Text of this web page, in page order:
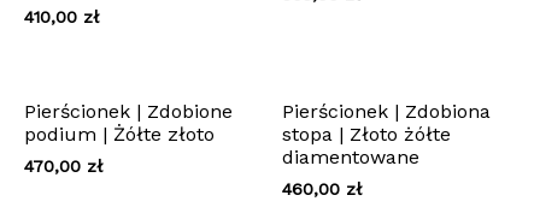
410,00 zł
Pierścionek | Zdobione
podium | Żółte złoto
470,00 zł
Pierścionek | Zdobiona
stopa | Złoto żółte
diamentowane
460,00 zł